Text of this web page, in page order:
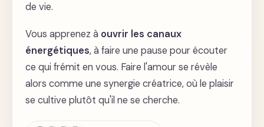
de vie.
Vous apprenez à ouvrir les canaux
énergétiques, à faire une pause pour écouter
ce qui frémit en vous. Faire l'amour se révèle
alors comme une synergie créatrice, où le plaisir
se cultive plutôt qu'il ne se cherche.